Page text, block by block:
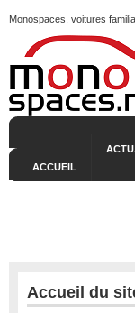
Monospaces, voitures
ACCUEIL
Accueil du